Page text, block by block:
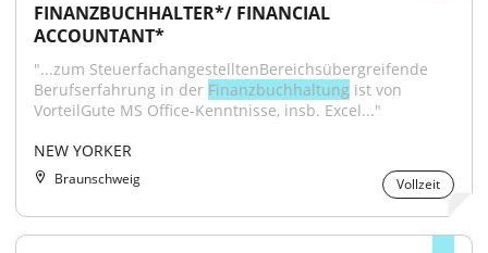
FINANZBUCHHALTER*/ FINANCIAL
ACCOUNTANT*
"...zum SteuerfachangestelltenBereichsübergreifende
Berufserfahrung in der Finanzbuchhaltung ist von
VorteilGute MS Office-Kenntnisse, insb. Excel..."
NEW YORKER
Braunschweig Vollzeit